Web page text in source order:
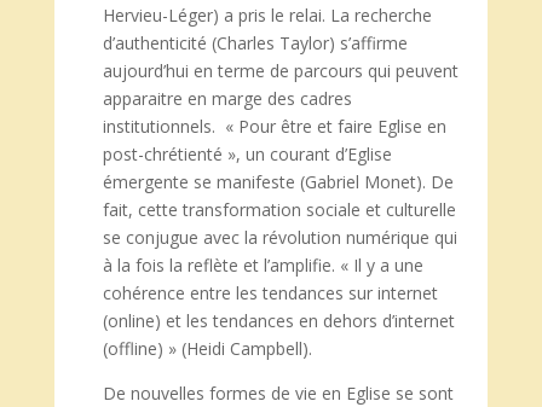
Hervieu-Léger) a pris le relai. La recherche
d’authenticité (Charles Taylor) s’affirme
aujourd’hui en terme de parcours qui peuvent
apparaitre en marge des cadres
institutionnels. « Pour être et faire Eglise en
post-chrétienté », un courant d’Eglise
émergente se manifeste (Gabriel Monet). De
fait, cette transformation sociale et culturelle
se conjugue avec la révolution numérique qui
à la fois la reflète et l’amplifie. « Il y a une
cohérence entre les tendances sur internet
(online) et les tendances en dehors d’internet
(offline) » (Heidi Campbell).
De nouvelles formes de vie en Eglise se sont